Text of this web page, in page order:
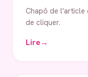
Chapô de l'article
de cliquer.
Lire→